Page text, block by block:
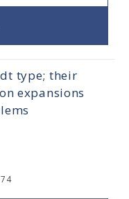
type; their
expansions